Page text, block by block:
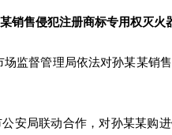
售侵犯注册商标专用权灭火
监督管理局依法对孙某某销
局联动合作，对孙某某购进